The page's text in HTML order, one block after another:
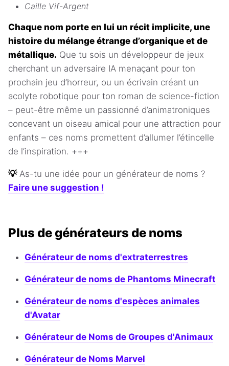
Caille Vif-Argent
Chaque nom porte en lui un récit implicite, une
histoire du mélange étrange d’organique et de
métallique. Que tu sois un développeur de jeux
cherchant un adversaire IA menaçant pour ton
prochain jeu d’horreur, ou un écrivain créant un
acolyte robotique pour ton roman de science-fiction
– peut-être même un passionné d’animatroniques
concevant un oiseau amical pour une attraction pour
enfants – ces noms promettent d’allumer l’étincelle
de l’inspiration. +++
💡 As-tu une idée pour un générateur de noms ?
Faire une suggestion !
Plus de générateurs de noms
Générateur de noms d'extraterrestres
Générateur de noms de Phantoms Minecraft
Générateur de noms d'espèces animales
d'Avatar
Générateur de Noms de Groupes d'Animaux
Générateur de Noms Marvel